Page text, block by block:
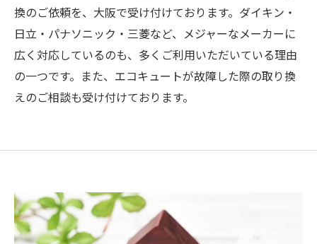
換のご依頼を、大阪で受け付けております。ダイキン・
日立・パナソニック・三菱など、メジャーなメーカーに
広く対応しているのも、多くご利用いただいている理由
の一つです。また、エコキュートが故障した際の取り換
えのご相談も受け付けております。